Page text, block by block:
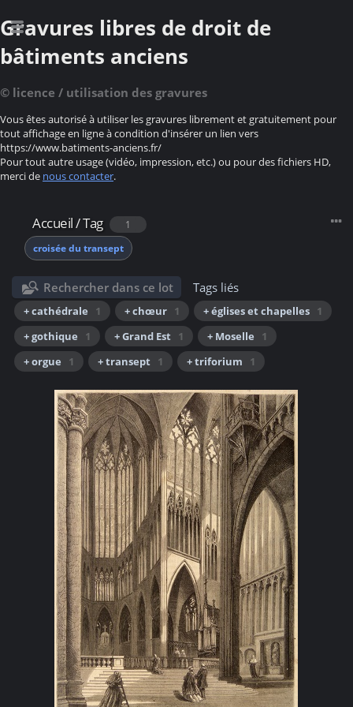
Gravures libres de droit de
bâtiments anciens
© licence / utilisation des gravures
Vous êtes autorisé à utiliser les gravures librement et gratuitement pour
tout affichage en ligne à condition d'insérer un lien vers
https://www.batiments-anciens.fr/
Pour tout autre usage (vidéo, impression, etc.) ou pour des fichiers HD,
merci de nous contacter.
Accueil/Tag
1
croisée du transept
Rechercher dans ce lot Tags liés
+ cathédrale 1 + chœur 1 + églises et chapelles 1
+ gothique
1 + Grand Est 1 + Moselle
1
+ orgue
1 + transept 1 + triforium 1